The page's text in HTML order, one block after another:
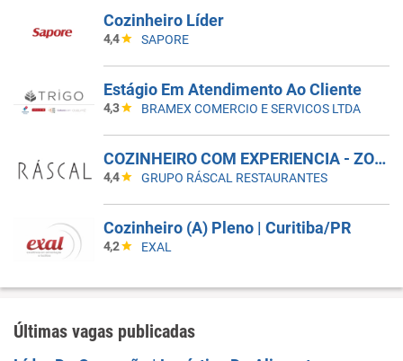
Cozinheiro Líder
4,4 SAPORE
Estágio Em Atendimento Ao Cliente
4,3 BRAMEX COMERCIO E SERVICOS LTDA
COZINHEIRO COM EXPERIENCIA - ZONA SUL - GRUPO RASCAL
4,4 GRUPO RÁSCAL RESTAURANTES
Cozinheiro (A) Pleno | Curitiba/PR
4,2 EXAL
Últimas vagas publicadas